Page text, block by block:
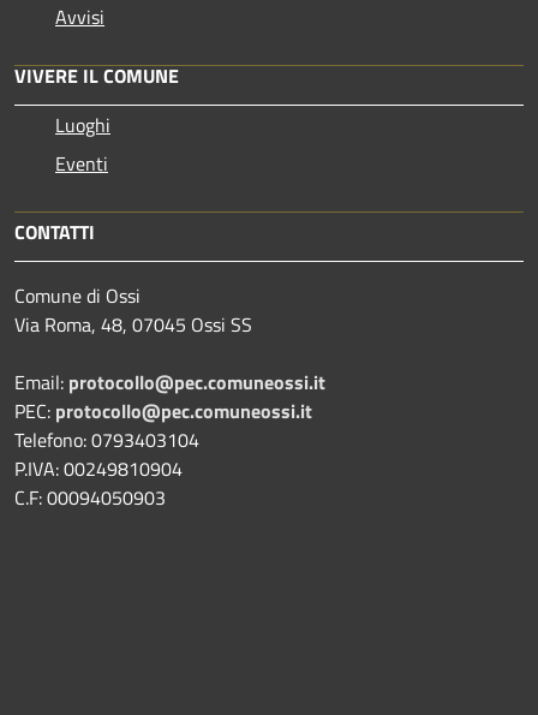
Avvisi
VIVERE IL COMUNE
Luoghi
Eventi
CONTATTI
Comune di Ossi
Via Roma, 48, 07045 Ossi SS
Email: protocollo@pec.comuneossi.it
PEC: protocollo@pec.comuneossi.it
Telefono: 0793403104
P.IVA: 00249810904
C.F: 00094050903